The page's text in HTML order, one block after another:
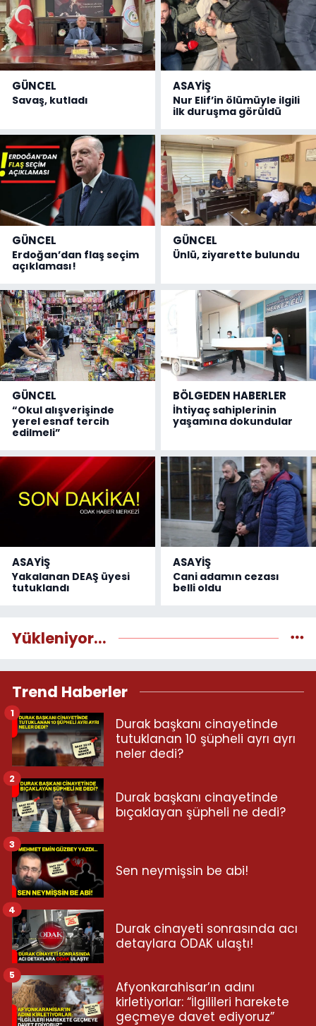
GÜNCEL
Savaş, kutladı
ASAYİŞ
Nur Elif’in ölümüyle ilgili
ilk duruşma görüldü
GÜNCEL
Erdoğan’dan flaş seçim
açıklaması!
GÜNCEL
Ünlü, ziyarette bulundu
GÜNCEL
“Okul alışverişinde
yerel esnaf tercih
edilmeli”
BÖLGEDEN HABERLER
İhtiyaç sahiplerinin
yaşamına dokundular
ASAYİŞ
Yakalanan DEAŞ üyesi
tutuklandı
ASAYİŞ
Cani adamın cezası
belli oldu
Yükleniyor...
Trend Haberler
Durak başkanı cinayetinde
tutuklanan 10 şüpheli ayrı ayrı
neler dedi?
1
Durak başkanı cinayetinde
bıçaklayan şüpheli ne dedi?
2
Sen neymişsin be abi!
3
Durak cinayeti sonrasında acı
detaylara ODAK ulaştı!
4
Afyonkarahisar’ın adını
kirletiyorlar: “İlgilileri harekete
geçmeye davet ediyoruz”
5